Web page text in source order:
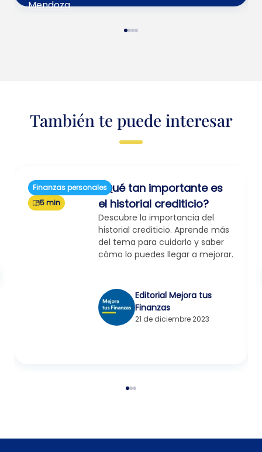
También te puede interesar
Finanzas personales
5 min
¿Qué tan importante es
el historial crediticio?
Descubre la importancia del
historial crediticio. Aprende más
del tema para cuidarlo y saber
cómo lo puedes llegar a mejorar.
Editorial Mejora tus
Finanzas
21 de diciembre 2023